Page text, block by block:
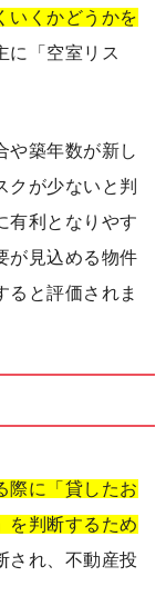
いくかどうかを
に「空室リス
や築年数が新し
クが少ないと判
有利となりやす
が見込める物件
ると評価されま
際に「貸したお
を判断するため
され、不動産投